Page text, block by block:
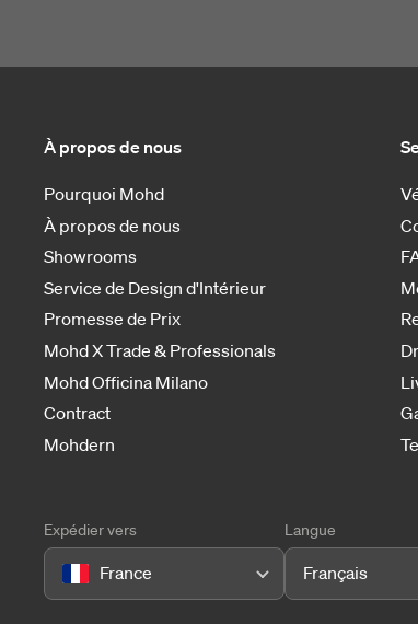
À propos de nous
Pourquoi Mohd
À propos de nous
Showrooms
Service de Design d'Intérieur
Promesse de Prix
Mohd X Trade & Professionals
Mohd Officina Milano
Contract
Mohdern
Expédier vers
France
Langue
Français